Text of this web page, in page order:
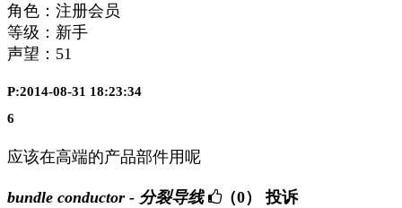
角色：注册会员
等级：新手
声望： 51
P:2014-08-31 18:23:34
6
应该在高端的产品部件用呢
bundle conductor - 分裂导线 （0） 投诉